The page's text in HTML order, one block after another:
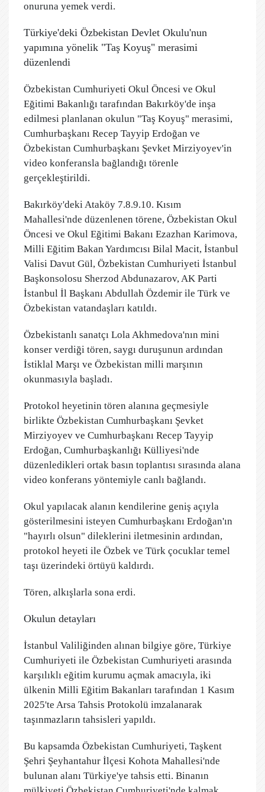
onuruna yemek verdi.
Türkiye'deki Özbekistan Devlet Okulu'nun
yapımına yönelik "Taş Koyuş" merasimi
düzenlendi
Özbekistan Cumhuriyeti Okul Öncesi ve Okul
Eğitimi Bakanlığı tarafından Bakırköy'de inşa
edilmesi planlanan okulun "Taş Koyuş" merasimi,
Cumhurbaşkanı Recep Tayyip Erdoğan ve
Özbekistan Cumhurbaşkanı Şevket Mirziyoyev'in
video konferansla bağlandığı törenle
gerçekleştirildi.
Bakırköy'deki Ataköy 7.8.9.10. Kısım
Mahallesi'nde düzenlenen törene, Özbekistan Okul
Öncesi ve Okul Eğitimi Bakanı Ezazhan Karimova,
Milli Eğitim Bakan Yardımcısı Bilal Macit, İstanbul
Valisi Davut Gül, Özbekistan Cumhuriyeti İstanbul
Başkonsolosu Sherzod Abdunazarov, AK Parti
İstanbul İl Başkanı Abdullah Özdemir ile Türk ve
Özbekistan vatandaşları katıldı.
Özbekistanlı sanatçı Lola Akhmedova'nın mini
konser verdiği tören, saygı duruşunun ardından
İstiklal Marşı ve Özbekistan milli marşının
okunmasıyla başladı.
Protokol heyetinin tören alanına geçmesiyle
birlikte Özbekistan Cumhurbaşkanı Şevket
Mirziyoyev ve Cumhurbaşkanı Recep Tayyip
Erdoğan, Cumhurbaşkanlığı Külliyesi'nde
düzenledikleri ortak basın toplantısı sırasında alana
video konferans yöntemiyle canlı bağlandı.
Okul yapılacak alanın kendilerine geniş açıyla
gösterilmesini isteyen Cumhurbaşkanı Erdoğan'ın
"hayırlı olsun" dileklerini iletmesinin ardından,
protokol heyeti ile Özbek ve Türk çocuklar temel
taşı üzerindeki örtüyü kaldırdı.
Tören, alkışlarla sona erdi.
Okulun detayları
İstanbul Valiliğinden alınan bilgiye göre, Türkiye
Cumhuriyeti ile Özbekistan Cumhuriyeti arasında
karşılıklı eğitim kurumu açmak amacıyla, iki
ülkenin Milli Eğitim Bakanları tarafından 1 Kasım
2025'te Arsa Tahsis Protokolü imzalanarak
taşınmazların tahsisleri yapıldı.
Bu kapsamda Özbekistan Cumhuriyeti, Taşkent
Şehri Şeyhantahur İlçesi Kohota Mahallesi'nde
bulunan alanı Türkiye'ye tahsis etti. Binanın